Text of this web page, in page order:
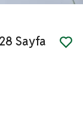
Sayfa